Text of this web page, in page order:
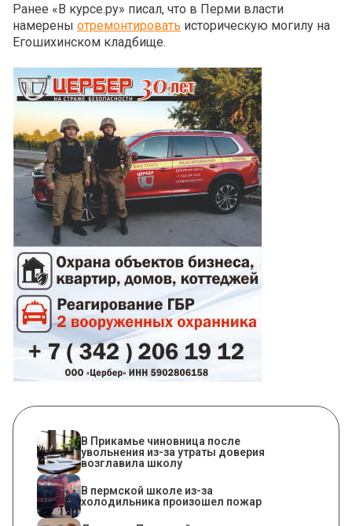
Ранее «В курсе.ру» писал, что в Перми власти
намерены отремонтировать историческую могилу на
Егошихинском кладбище.
В Прикамье чиновница после
увольнения из-за утраты доверия
возглавила школу
​В пермской школе из-за
холодильника произошел пожар